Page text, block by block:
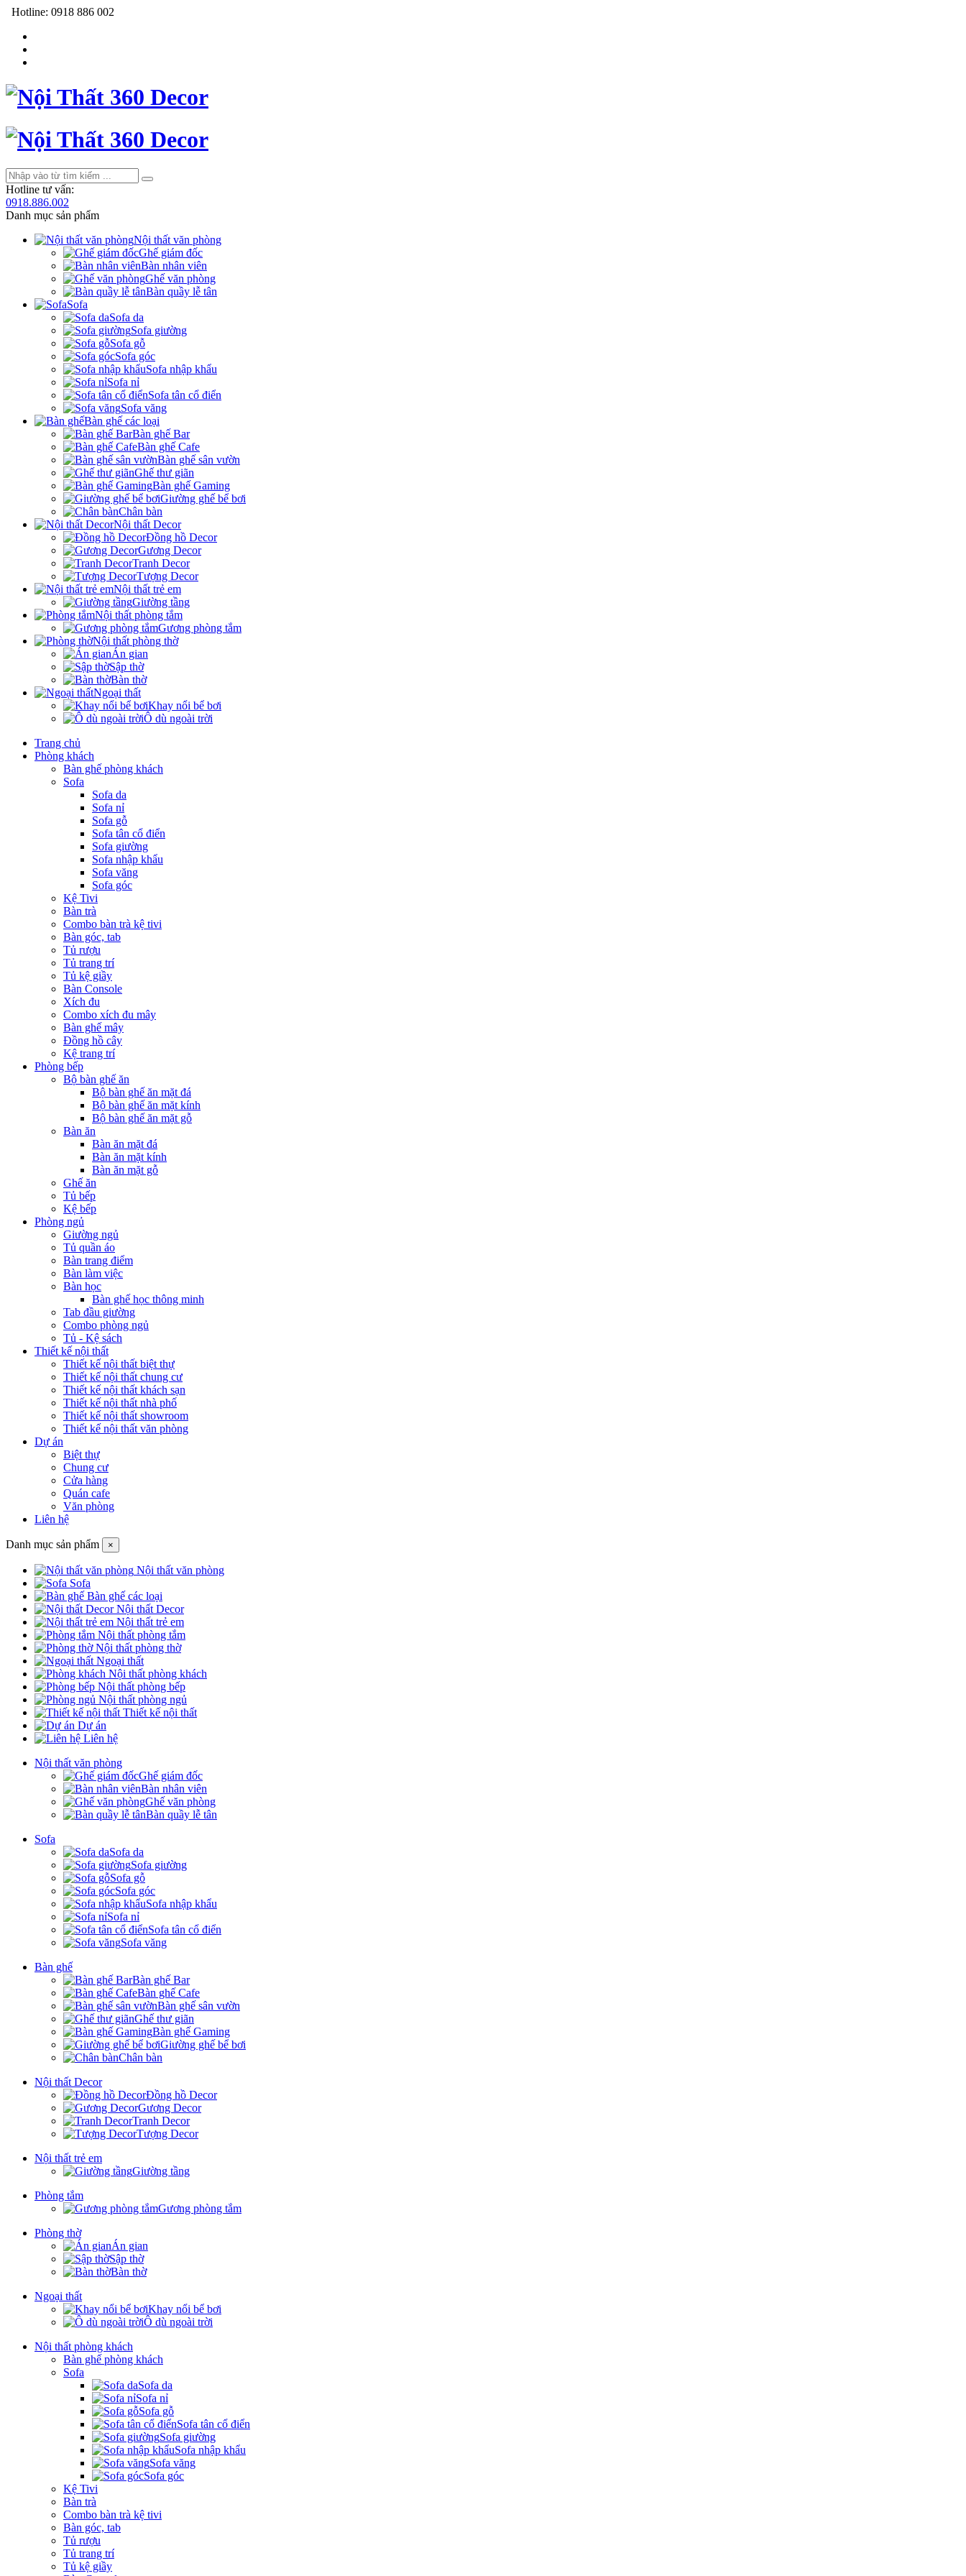
Hotline: 0918 886 002
Hotline tư vấn:
0918.886.002
Danh mục sản phẩm
Nội thất văn phòng
Ghế giám đốc
Bàn nhân viên
Ghế văn phòng
Bàn quầy lễ tân
Sofa
Sofa da
Sofa giường
Sofa gỗ
Sofa góc
Sofa nhập khẩu
Sofa nỉ
Sofa tân cổ điển
Sofa văng
Bàn ghế các loại
Bàn ghế Bar
Bàn ghế Cafe
Bàn ghế sân vườn
Ghế thư giãn
Bàn ghế Gaming
Giường ghế bể bơi
Chân bàn
Nội thất Decor
Đồng hồ Decor
Gương Decor
Tranh Decor
Tượng Decor
Nội thất trẻ em
Giường tầng
Nội thất phòng tắm
Gương phòng tắm
Nội thất phòng thờ
Án gian
Sập thờ
Bàn thờ
Ngoại thất
Khay nổi bể bơi
Ô dù ngoài trời
Trang chủ
Phòng khách
Bàn ghế phòng khách
Sofa
Sofa da
Sofa nỉ
Sofa gỗ
Sofa tân cổ điển
Sofa giường
Sofa nhập khẩu
Sofa văng
Sofa góc
Kệ Tivi
Bàn trà
Combo bàn trà kệ tivi
Bàn góc, tab
Tủ rượu
Tủ trang trí
Tủ kệ giầy
Bàn Console
Xích đu
Combo xích đu mây
Bàn ghế mây
Đồng hồ cây
Kệ trang trí
Phòng bếp
Bộ bàn ghế ăn
Bộ bàn ghế ăn mặt đá
Bộ bàn ghế ăn mặt kính
Bộ bàn ghế ăn mặt gỗ
Bàn ăn
Bàn ăn mặt đá
Bàn ăn mặt kính
Bàn ăn mặt gỗ
Ghế ăn
Tủ bếp
Kệ bếp
Phòng ngủ
Giường ngủ
Tủ quần áo
Bàn trang điểm
Bàn làm việc
Bàn học
Bàn ghế học thông minh
Tab đầu giường
Combo phòng ngủ
Tủ - Kệ sách
Thiết kế nội thất
Thiết kế nội thất biệt thự
Thiết kế nội thất chung cư
Thiết kế nội thất khách sạn
Thiết kế nội thất nhà phố
Thiết kế nội thất showroom
Thiết kế nội thất văn phòng
Dự án
Biệt thự
Chung cư
Cửa hàng
Quán cafe
Văn phòng
Liên hệ
Danh mục sản phẩm ×
Nội thất văn phòng
Sofa
Bàn ghế các loại
Nội thất Decor
Nội thất trẻ em
Nội thất phòng tắm
Nội thất phòng thờ
Ngoại thất
Nội thất phòng khách
Nội thất phòng bếp
Nội thất phòng ngủ
Thiết kế nội thất
Dự án
Liên hệ
Nội thất văn phòng
Ghế giám đốc
Bàn nhân viên
Ghế văn phòng
Bàn quầy lễ tân
Sofa
Sofa da
Sofa giường
Sofa gỗ
Sofa góc
Sofa nhập khẩu
Sofa nỉ
Sofa tân cổ điển
Sofa văng
Bàn ghế
Bàn ghế Bar
Bàn ghế Cafe
Bàn ghế sân vườn
Ghế thư giãn
Bàn ghế Gaming
Giường ghế bể bơi
Chân bàn
Nội thất Decor
Đồng hồ Decor
Gương Decor
Tranh Decor
Tượng Decor
Nội thất trẻ em
Giường tầng
Phòng tắm
Gương phòng tắm
Phòng thờ
Án gian
Sập thờ
Bàn thờ
Ngoại thất
Khay nổi bể bơi
Ô dù ngoài trời
Nội thất phòng khách
Bàn ghế phòng khách
Sofa
Sofa da
Sofa nỉ
Sofa gỗ
Sofa tân cổ điển
Sofa giường
Sofa nhập khẩu
Sofa văng
Sofa góc
Kệ Tivi
Bàn trà
Combo bàn trà kệ tivi
Bàn góc, tab
Tủ rượu
Tủ trang trí
Tủ kệ giầy